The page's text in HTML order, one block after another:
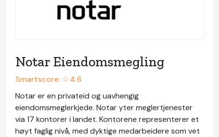
Notar Eiendomsmegling
Smartscore: ☆4.6
Notar er en privateid og uavhengig
eiendomsmeglerkjede. Notar yter meglertjenester
via 17 kontorer i landet. Kontorene representerer et
høyt faglig nivå, med dyktige medarbeidere som vet